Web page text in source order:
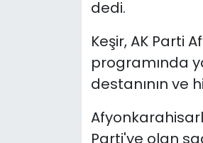
dedi.
Keşir, AK Parti
programında
destanının ve
Parti'ye olan